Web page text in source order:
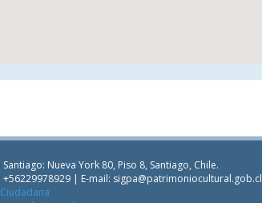
Nueva York 80, Piso 8, Santiago, Chile.
| E-mail: sigpa@patrimoniocultural.gob.cl